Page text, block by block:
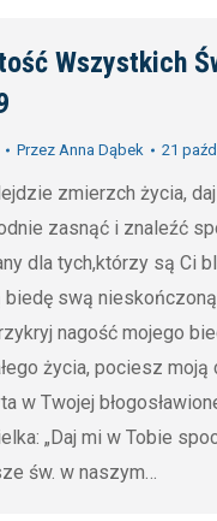
Wszystkich
Przez Anna Dąbek 21
zmierzch życia,
zasnąć i znaleźć
dla tych,którzy są Ci
biedę swą nieskończoną
nagość mojego
życia, pociesz moją
w Twojej
„Daj mi w Tobie
św. w naszym…